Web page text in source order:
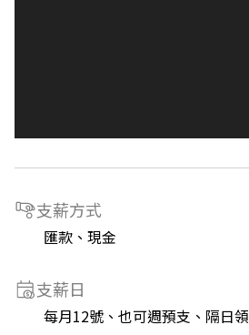
支薪方式
匯款、現金
支薪日
每月12號、也可週預支、隔日領